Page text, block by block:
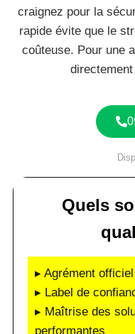
craignez pour la
rapide évite que le
coûteuse. Pour une
Quels
▸ Agrément
▸ Label de
▸ Maîtrise des
performantes